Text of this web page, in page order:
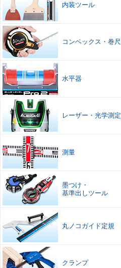
内装ツール
コンベックス ・ 巻尺
水平器
レーザー ・ 光学測定
測量
墨つけ ・
基準出しツール
丸ノコガイド定規
クランプ